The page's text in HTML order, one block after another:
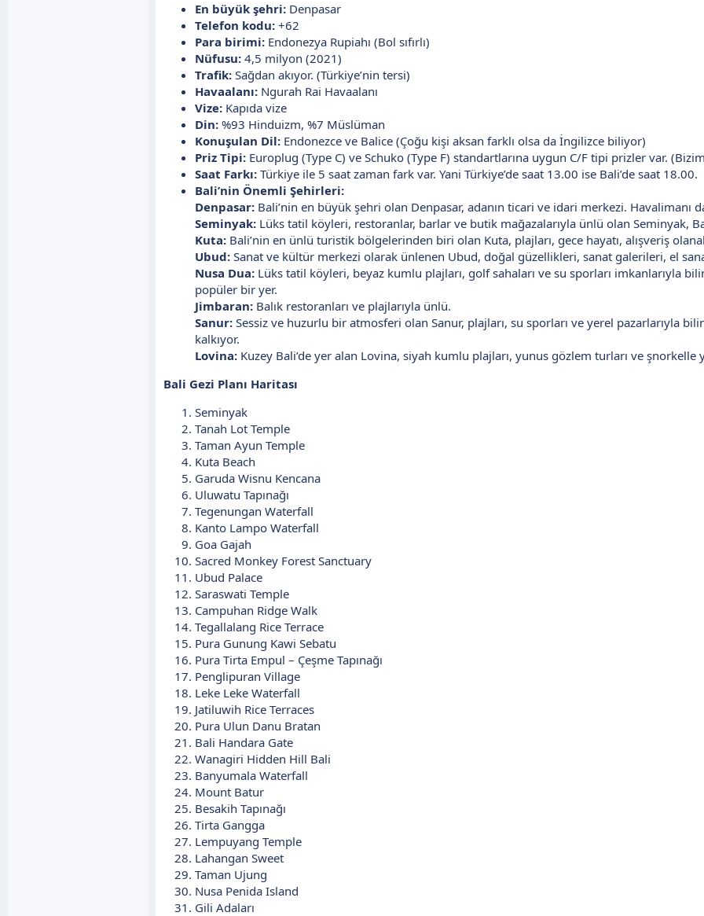
En büyük şehri: Denpasar
Telefon kodu: +62
Para birimi: Endonezya Rupiahı (Bol sıfırlı)
Nüfusu: 4,5 milyon (2021)
Trafik: Sağdan akıyor. (Türkiye’nin tersi)
Havaalanı: Ngurah Rai Havaalanı
Vize: Kapıda vize
Din: %93 Hinduizm, %7 Müslüman
Konuşulan Dil: Endonezce ve Balice (Çoğu kişi aksan farklı olsa da İngilizce biliyor)
Priz Tipi: Europlug (Type C) ve Schuko (Type F) standartlarına uygun C/F tipi prizler var.
Saat Farkı: Türkiye ile 5 saat zaman fark var. Yani Türkiye’de saat 13.00 ise Bali’de saat 18.00.
Bali’nin Önemli Şehirleri:
Denpasar: Bali’nin en büyük şehri olan Denpasar, adanın ticari ve idari merkezi. Havalimanı
Seminyak: Lüks tatil köyleri, restoranlar, barlar ve butik mağazalarıyla ünlü olan Seminyak,
Kuta: Bali’nin en ünlü turistik bölgelerinden biri olan Kuta, plajları, gece hayatı, alışveriş
Ubud: Sanat ve kültür merkezi olarak ünlenen Ubud, doğal güzellikleri, sanat galerileri, el
Nusa Dua: Lüks tatil köyleri, beyaz kumlu plajları, golf sahaları ve su sporları imkanlarıyla
popüler bir yer.
Jimbaran: Balık restoranları ve plajlarıyla ünlü.
Sanur: Sessiz ve huzurlu bir atmosferi olan Sanur, plajları, su sporları ve yerel pazarlarıyla
kalkıyor.
Lovina: Kuzey Bali’de yer alan Lovina, siyah kumlu plajları, yunus gözlem turları ve şnorkelle
Bali Gezi Planı Haritası
Seminyak
Tanah Lot Temple
Taman Ayun Temple
Kuta Beach
Garuda Wisnu Kencana
Uluwatu Tapınağı
Tegenungan Waterfall
Kanto Lampo Waterfall
Goa Gajah
Sacred Monkey Forest Sanctuary
Ubud Palace
Saraswati Temple
Campuhan Ridge Walk
Tegallalang Rice Terrace
Pura Gunung Kawi Sebatu
Pura Tirta Empul – Çeşme Tapınağı
Penglipuran Village
Leke Leke Waterfall
Jatiluwih Rice Terraces
Pura Ulun Danu Bratan
Bali Handara Gate
Wanagiri Hidden Hill Bali
Banyumala Waterfall
Mount Batur
Besakih Tapınağı
Tirta Gangga
Lempuyang Temple
Lahangan Sweet
Taman Ujung
Nusa Penida Island
Gili Adaları